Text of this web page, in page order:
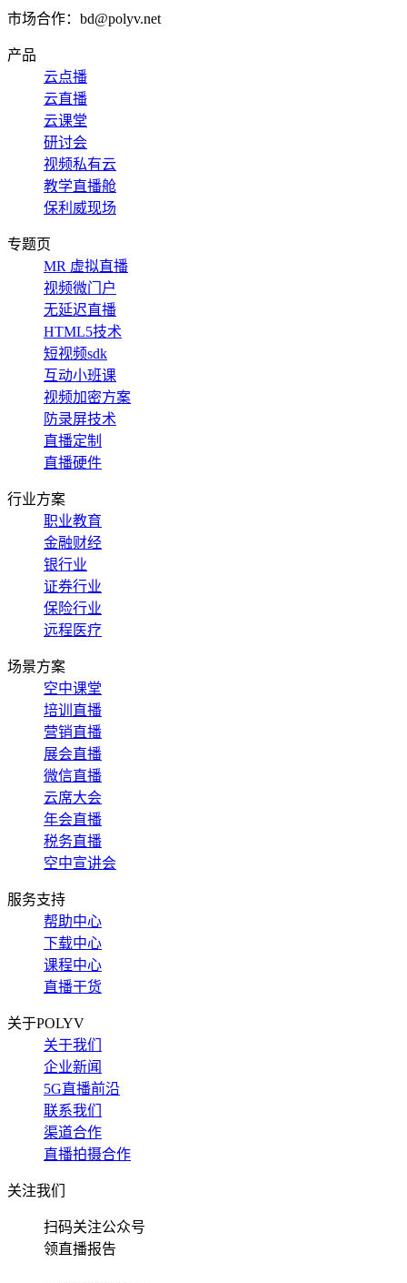
市场合作：bd@polyv.net
产品
云点播
云直播
云课堂
研讨会
视频私有云
教学直播舱
保利威现场
专题页
MR 虚拟直播
视频微门户
无延迟直播
HTML5技术
短视频sdk
互动小班课
视频加密方案
防录屏技术
直播定制
直播硬件
行业方案
职业教育
金融财经
银行业
证券行业
保险行业
远程医疗
场景方案
空中课堂
培训直播
营销直播
展会直播
微信直播
云席大会
年会直播
税务直播
空中宣讲会
服务支持
帮助中心
下载中心
课程中心
直播干货
关于POLYV
关于我们
企业新闻
5G直播前沿
联系我们
渠道合作
直播拍摄合作
关注我们
扫码关注公众号
领直播报告